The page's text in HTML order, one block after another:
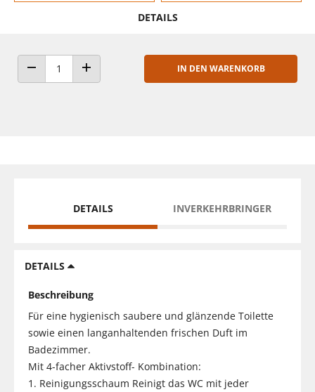
DETAILS
ANZAHL VERRINGERNANZAHL ERHÖHEN
IN DEN WARENKORB
DETAILS INVERKEHRBRINGER
DETAILS
Beschreibung
Für eine hygienisch saubere und glänzende Toilette
sowie einen langanhaltenden frischen Duft im
Badezimmer.
Mit 4-facher Aktivstoff- Kombination:
1. Reinigungsschaum Reinigt das WC mit jeder